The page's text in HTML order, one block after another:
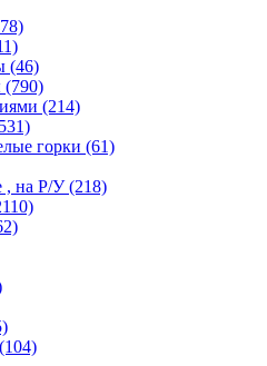
(46)
(790)
(214)
горки (61)
, на Р/У(218)
(104)